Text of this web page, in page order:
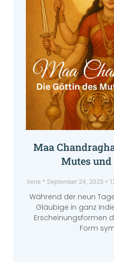
Maa
Mutes und
Irene September 24, 2025
Während der neun
Gläubige in ganz
Erscheinungsformen
Form